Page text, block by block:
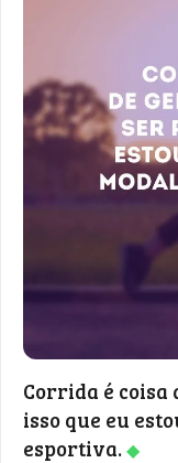
Corrida é coisa
isso que eu
esportiva.◆